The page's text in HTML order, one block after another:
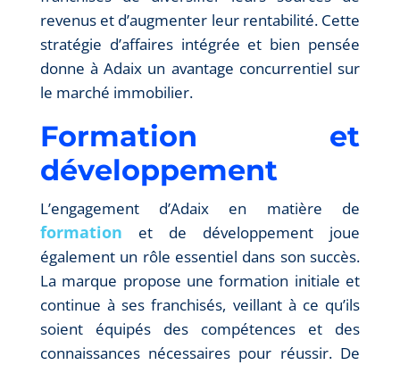
revenus et d’augmenter leur rentabilité. Cette
stratégie d’affaires intégrée et bien pensée
donne à Adaix un avantage concurrentiel sur
le marché immobilier.
Formation et
développement
L’engagement d’Adaix en matière de
formation et de développement joue
également un rôle essentiel dans son succès.
La marque propose une formation initiale et
continue à ses franchisés, veillant à ce qu’ils
soient équipés des compétences et des
connaissances nécessaires pour réussir. De